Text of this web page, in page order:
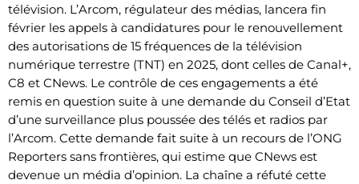
télévision. L’Arcom, régulateur des médias, lancera fin
février les appels à candidatures pour le renouvellement
des autorisations de 15 fréquences de la télévision
numérique terrestre (TNT) en 2025, dont celles de Canal+,
C8 et CNews. Le contrôle de ces engagements a été
remis en question suite à une demande du Conseil d’Etat
d’une surveillance plus poussée des télés et radios par
l’Arcom. Cette demande fait suite à un recours de l’ONG
Reporters sans frontières, qui estime que CNews est
devenue un média d’opinion. La chaîne a réfuté cette